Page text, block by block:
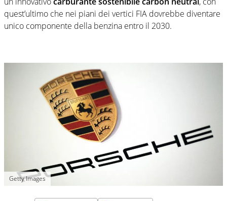
quest’ultimo che nei piani dei vertici FIA dovrebbe diventare
unico componente della benzina entro il 2030.
Getty Images